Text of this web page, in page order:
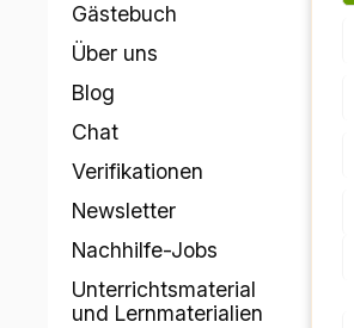
Gästebuch
Über uns
Blog
Chat
Verifikationen
Newsletter
Nachhilfe-Jobs
Unterrichtsmaterial
und Lernmaterialien